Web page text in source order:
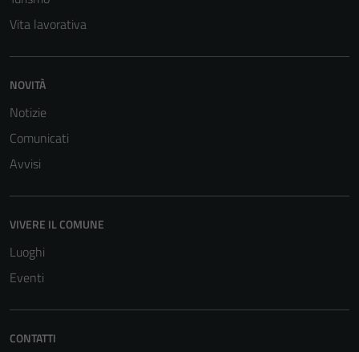
Vita lavorativa
NOVITÀ
Notizie
Comunicati
Avvisi
VIVERE IL COMUNE
Luoghi
Eventi
CONTATTI